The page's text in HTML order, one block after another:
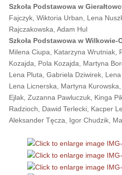
Szkoła Podstawowa w
Fajczyk, Wiktoria Urban, Lena
Rajczakowska, Adam Hul
Szkoła Podstawowa w Wilkowie-
Milena Ciupa, Katarzyna Wrutniak,
Kozajda, Pola Kozajda, Martyna
Lena Pluta, Gabriela Dziwirek,
Lena Licnerska, Martyna
Ejlak, Zuzanna Pawluczuk, Kinga
Radzioch, Dawid Terlecki, Kacper
Aleksander Tęcza, Igor Chudzik,